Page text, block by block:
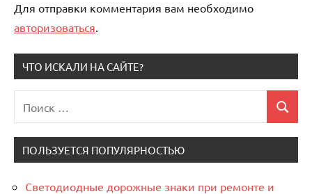
Для отправки комментария вам необходимо
авторизоваться.
ЧТО ИСКАЛИ НА САЙТЕ?
для:
Поиск
ПОЛЬЗУЕТСЯ ПОПУЛЯРНОСТЬЮ
Светодиодные дорожные знаки при ремонте и